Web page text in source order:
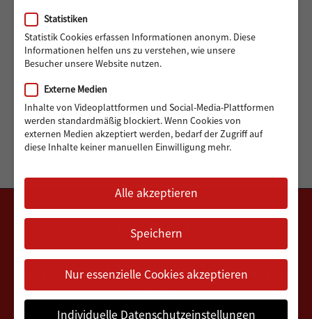
ARCHIV
Archiv
Monat auswählen
DATENSCHUTZERKLÄRUNG IMPRESSUM VEREINSSATZUNG
KONTAKT
Statistiken
Statistik Cookies erfassen Informationen anonym. Diese
Informationen helfen uns zu verstehen, wie unsere
Besucher unsere Website nutzen.
Externe Medien
Inhalte von Videoplattformen und Social-Media-Plattformen
werden standardmäßig blockiert. Wenn Cookies von
externen Medien akzeptiert werden, bedarf der Zugriff auf
diese Inhalte keiner manuellen Einwilligung mehr.
Alle akzeptieren
Speichern
Nur essenzielle Cookies akzeptieren
Individuelle Datenschutzeinstellungen